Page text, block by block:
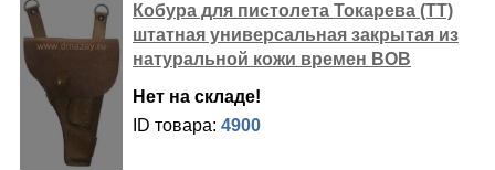
Кобура для пистолета Токарева (ТТ)
штатная универсальная закрытая из
натуральной кожи времен ВОВ
Нет на складе!
ID товара: 4900